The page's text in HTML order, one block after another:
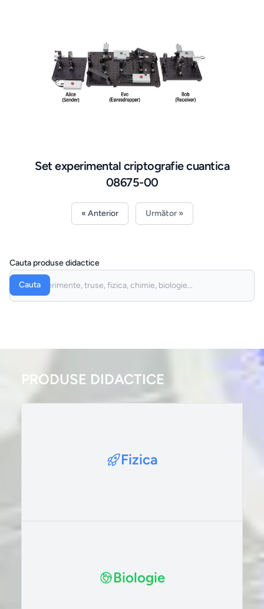
Set experimental criptografie cuantica
08675-00
« Anterior Următor »
Cauta produse didactice
Cauta
PRODUSE DIDACTICE
Fizica
Biologie